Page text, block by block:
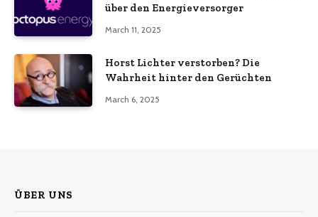
über den Energieversorger
March 11, 2025
Horst Lichter verstorben? Die
Wahrheit hinter den Gerüchten
March 6, 2025
ÜBER UNS